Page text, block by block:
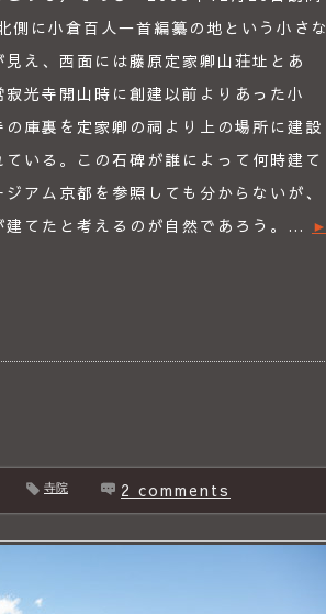
に小倉百人一首編纂の地という小さな
え、西面には藤原定家卿山荘址とあ
光寺開山時に創建以前よりあった小
庫裏を定家卿の祠より上の場所に建設
いる。この石碑が誰によって何時建て
アム京都を参照しても分からないが、
てたと考えるのが自然であろう。… ►
寺院 2 comments